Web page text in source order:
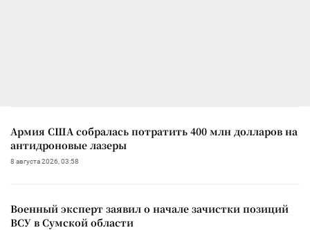
Армия США собралась потратить 400 млн долларов на
антидроновые лазеры
8 августа 2026, 03:58
Военный эксперт заявил о начале зачистки позиций
ВСУ в Сумской области